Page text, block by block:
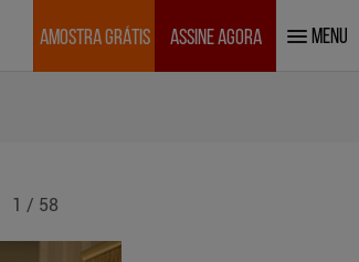
AMOSTRA GRÁTIS ASSINE AGORA MENU
1 / 58